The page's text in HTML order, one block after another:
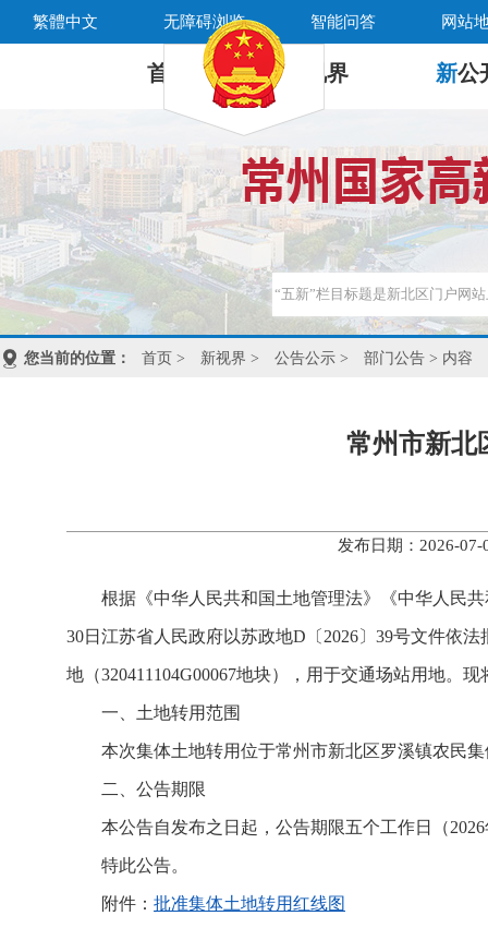
繁體中文 无障碍浏览 智能问答 网站
首 页 新 视界 新公
您当前的位置： 首页 > 新视界 > 公告公示 > 部门公告 > 内容
常州市新北
发布日期：2026-
根据《中华人民共和国土地管理法》《中华人民
30日江苏省人民政府以苏政地D〔2026〕39号文件依
地（320411104G00067地块），用于交通场站用地。
一、土地转用范围
本次集体土地转用位于常州市新北区罗溪镇农民
二、公告期限
本公告自发布之日起，公告期限五个工作日（
特此公告。
附件： 批准集体土地转用红线图